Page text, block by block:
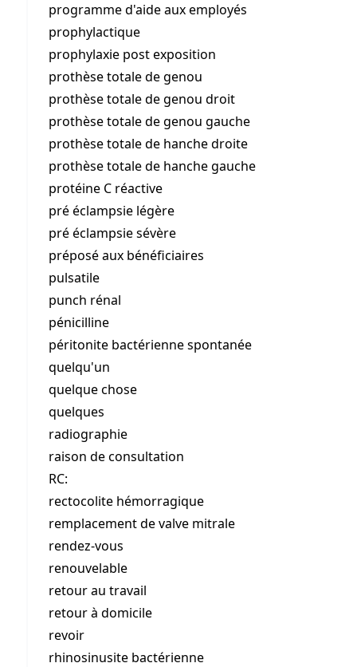
programme d'aide aux employés
prophylactique
prophylaxie post exposition
prothèse totale de genou
prothèse totale de genou droit
prothèse totale de genou gauche
prothèse totale de hanche droite
prothèse totale de hanche gauche
protéine C réactive
pré éclampsie légère
pré éclampsie sévère
préposé aux bénéficiaires
pulsatile
punch rénal
pénicilline
péritonite bactérienne spontanée
quelqu'un
quelque chose
quelques
radiographie
raison de consultation
RC:
rectocolite hémorragique
remplacement de valve mitrale
rendez-vous
renouvelable
retour au travail
retour à domicile
revoir
rhinosinusite bactérienne